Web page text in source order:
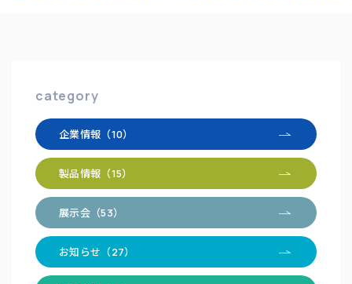
category
企業情報（10）
製品情報（15）
展示会（53）
お知らせ（27）